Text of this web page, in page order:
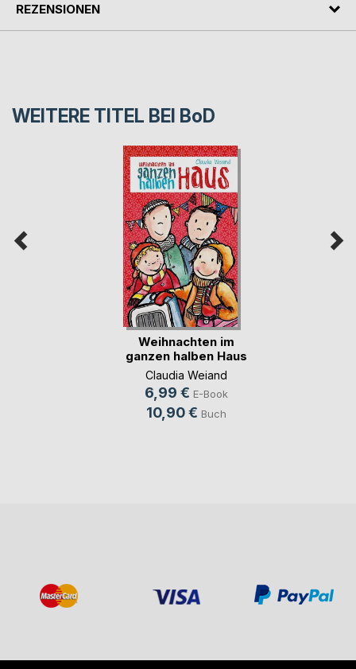
REZENSIONEN
WEITERE TITEL BEI BoD
Weihnachten im
ganzen halben Haus
Claudia Weiand
6,99 € E-Book
10,90 € Buch